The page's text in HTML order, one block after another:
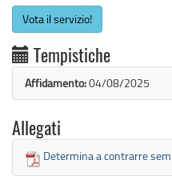
Vota il servizio!
Tempistiche
Affidamento:04/08/2025
Allegati
Determina a contrarre